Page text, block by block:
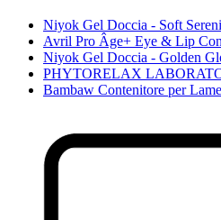
Niyok Gel Doccia - Soft
Avril Pro Âge+ Eye & Lip
Niyok Gel Doccia - Golden
PHYTORELAX
Bambaw Contenitore per